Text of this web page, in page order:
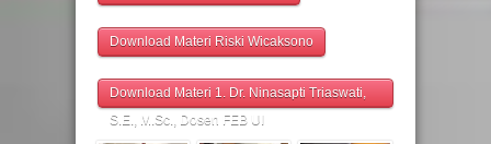
Download Materi Riski Wicaksono
Download Materi 1. Dr. Ninasapti Triaswati,
S.E., M.Sc., Dosen FEB UI